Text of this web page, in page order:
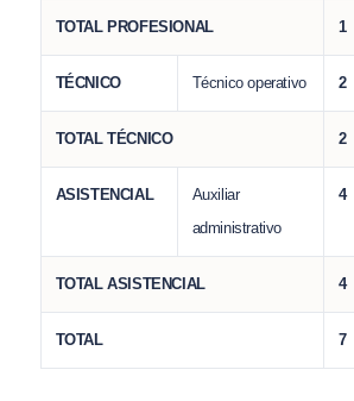
TOTAL PROFESIONAL 1
TÉCNICO Técnico operativo 2
TOTAL TÉCNICO 2
ASISTENCIAL
Auxiliar
administrativo
4
TOTAL ASISTENCIAL 4
TOTAL 7